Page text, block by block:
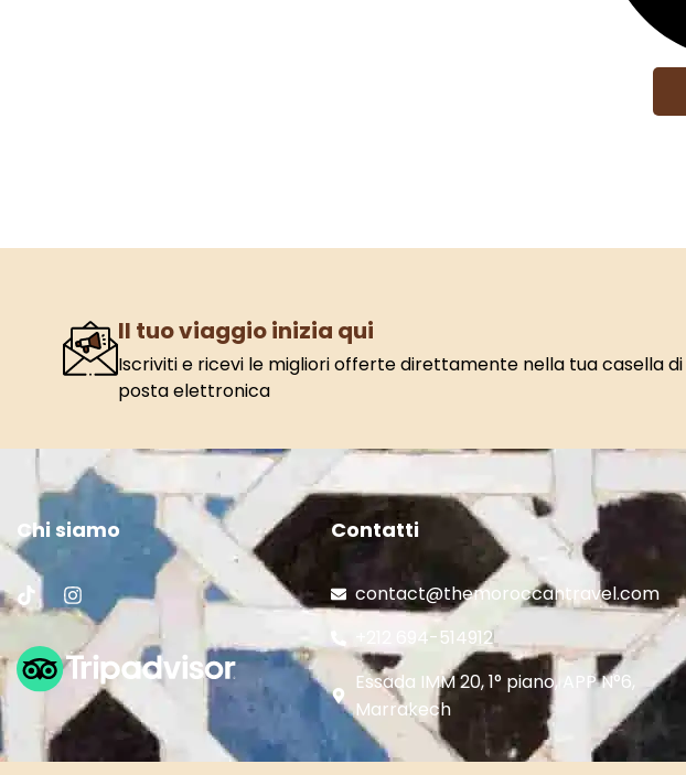
Il tuo viaggio inizia qui
Iscriviti e ricevi le migliori offerte direttamente nella tua casella di
posta elettronica
Chi siamo Contatti
contact@themoroccantravel.com
+212 694-514912
Essada IMM 20, 1° piano, APP N°6,
Marrakech